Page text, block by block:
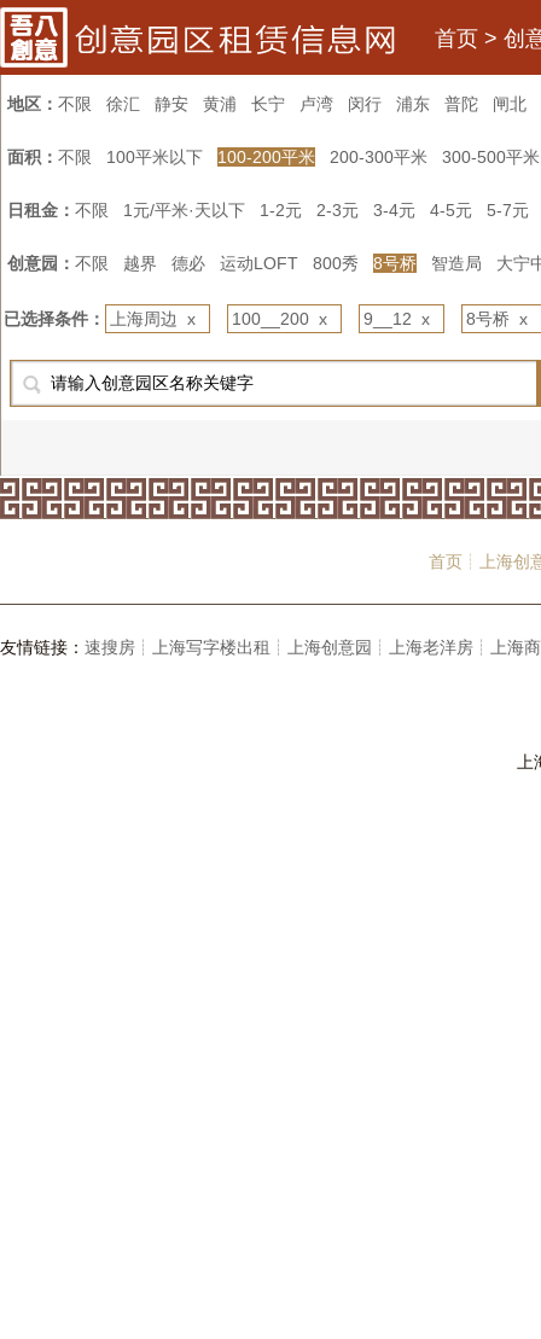
首页 > 创
地区： 不限 徐汇 静安 黄浦 长宁 卢湾 闵行 浦东 普陀 闸北
面积： 不限 100平米以下 100-200平米 200-300平米 300-500平米
日租金： 不限 1元/平米·天以下 1-2元 2-3元 3-4元 4-5元 5-7元
创意园： 不限 越界 德必 运动LOFT 800秀 8号桥 智造局 大宁
已选择条件： 上海周边 x 100__200 x 9__12 x 8号桥 x
首页┊ 上海
友情链接： 速搜房┊ 上海写字楼出租┊ 上海创意园┊ 上海老洋房┊ 上海